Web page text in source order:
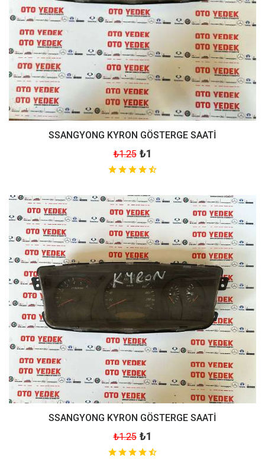
SSANGYONG KYRON GÖSTERGE SAATİ
₺1.25 ₺1
SSANGYONG KYRON GÖSTERGE SAATİ
₺1.25 ₺1